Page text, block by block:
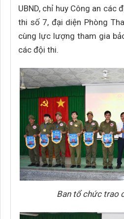
UBND, chỉ huy Công an các
thi số 7, đại diện Phòng
cùng lực lượng tham gia
các đội thi.
Ban tổ chức trao